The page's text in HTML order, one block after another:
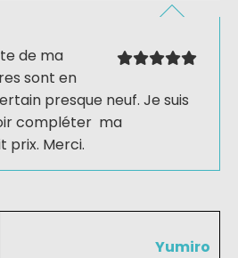
de ma
sont en
presque neuf. Je suis
compléter ma
prix. Merci.
Yumiro